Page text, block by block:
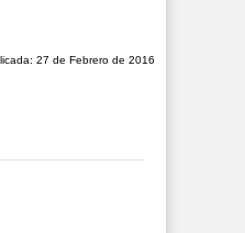
27 de Febrero de 2016